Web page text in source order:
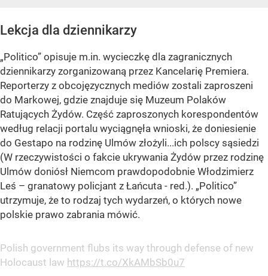
Lekcja dla dziennikarzy
„Politico” opisuje m.in. wycieczkę dla zagranicznych
dziennikarzy zorganizowaną przez Kancelarię Premiera.
Reporterzy z obcojęzycznych mediów zostali zaproszeni
do Markowej, gdzie znajduje się Muzeum Polaków
Ratujących Żydów. Część zaproszonych korespondentów
według relacji portalu wyciągnęła wnioski, że doniesienie
do Gestapo na rodzinę Ulmów złożyli...ich polscy sąsiedzi
(W rzeczywistości o fakcie ukrywania Żydów przez rodzinę
Ulmów doniósł Niemcom prawdopodobnie Włodzimierz
Leś – granatowy policjant z Łańcuta - red.). „Politico”
utrzymuje, że to rodzaj tych wydarzeń, o których nowe
polskie prawo zabrania mówić.
Polish government flubs its way through defense of new
Holocaust law https://t.co/XkAMbSb0u7